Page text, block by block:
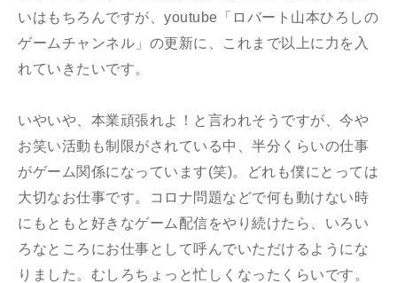
いはもちろんですが、youtube「ロバート山本ひろしの
ゲームチャンネル」の更新に、これまで以上に力を入
れていきたいです。
いやいや、本業頑張れよ！と言われそうですが、今や
お笑い活動も制限がされている中、半分くらいの仕事
がゲーム関係になっています(笑)。どれも僕にとっては
大切なお仕事です。コロナ問題などで何も動けない時
にもともと好きなゲーム配信をやり続けたら、いろい
ろなところにお仕事として呼んでいただけるようにな
りました。むしろちょっと忙しくなったくらいです。